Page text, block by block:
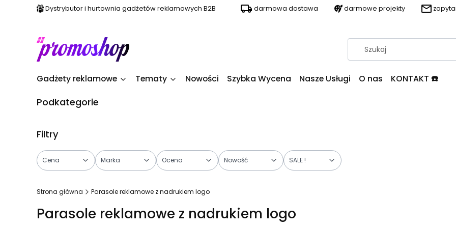
Dystrybutor i hurtownia gadżetów reklamowych B2B darmowa dostawa darmowe projekty
Gadżety reklamowe Tematy Nowości Szybka Wycena Nasze Usługi O nas KONTAKT ☎️
Podkategorie
Filtry
Cena Marka Ocena Nowość SALE !
Strona główna Parasole reklamowe z nadrukiem logo
Parasole reklamowe z nadrukiem logo